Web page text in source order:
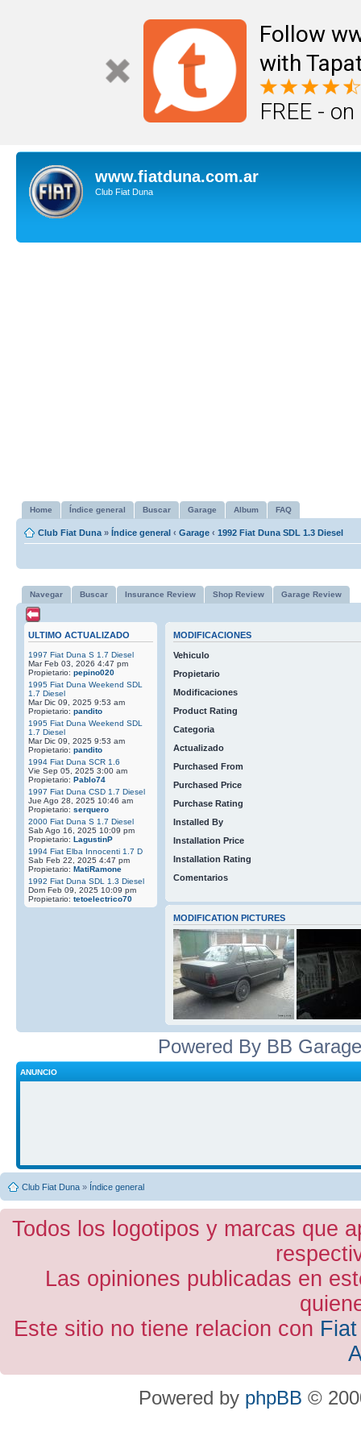
Follow
with
FREE -
www.fiatduna.com.ar
Club Fiat Duna
Home Índice general Buscar Garage Album FAQ
Club Fiat Duna » Índice general ‹ Garage ‹ 1992 Fiat Duna SDL 1.3 Diesel
Navegar Buscar Insurance Review Shop Review Garage Review
ULTIMO ACTUALIZADO
1997 Fiat Duna S 1.7 Diesel
Mar Feb 03, 2026 4:47 pm
Propietario: pepino020
1995 Fiat Duna Weekend SDL
1.7 Diesel
Mar Dic 09, 2025 9:53 am
Propietario: pandito
1995 Fiat Duna Weekend SDL
1.7 Diesel
Mar Dic 09, 2025 9:53 am
Propietario: pandito
1994 Fiat Duna SCR 1.6
Vie Sep 05, 2025 3:00 am
Propietario: Pablo74
1997 Fiat Duna CSD 1.7 Diesel
Jue Ago 28, 2025 10:46 am
Propietario: serquero
2000 Fiat Duna S 1.7 Diesel
Sab Ago 16, 2025 10:09 pm
Propietario: LagustinP
1994 Fiat Elba Innocenti 1.7 D
Sab Feb 22, 2025 4:47 pm
Propietario: MatiRamone
1992 Fiat Duna SDL 1.3 Diesel
Dom Feb 09, 2025 10:09 pm
Propietario: tetoelectrico70
MODIFICACIONES
Vehiculo
Propietario
Modificaciones
Product Rating
Categoria
Actualizado
Purchased From
Purchased Price
Purchase Rating
Installed By
Installation Price
Installation Rating
Comentarios
MODIFICATION PICTURES
Powered By BB
ANUNCIO
Club Fiat Duna » Índice general
Todos los logotipos y marcas que
Las opiniones publicadas en
Este sitio no tiene relacion con
Powered by phpBB ©